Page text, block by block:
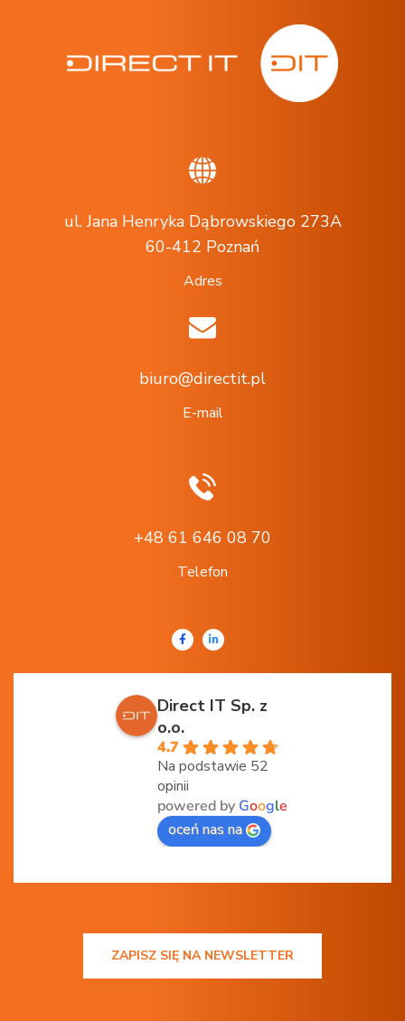
ul. Jana Henryka Dąbrowskiego 273A
60-412 Poznań
Adres
biuro@directit.pl
E-mail
+48 61 646 08 70
Telefon
Direct IT Sp. z
o.o.
4.7
Na podstawie 52
opinii
powered by Google
oceń nas na
ZAPISZ SIĘ NA NEWSLETTER